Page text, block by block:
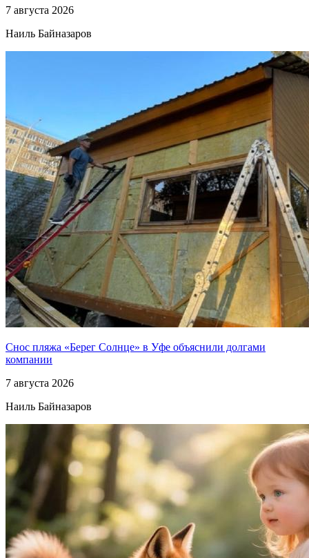
7 августа 2026
Наиль Байназаров
Снос пляжа «Берег Солнце» в Уфе объяснили долгами
компании
7 августа 2026
Наиль Байназаров